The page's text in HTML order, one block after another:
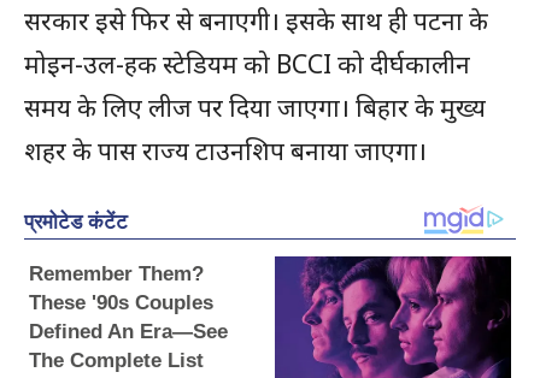
सरकार इसे फिर से बनाएगी। इसके साथ ही पटना के
मोइन-उल-हक स्टेडियम को BCCI को दीर्घकालीन
समय के लिए लीज पर दिया जाएगा। बिहार के मुख्य
शहर के पास राज्य टाउनशिप बनाया जाएगा।